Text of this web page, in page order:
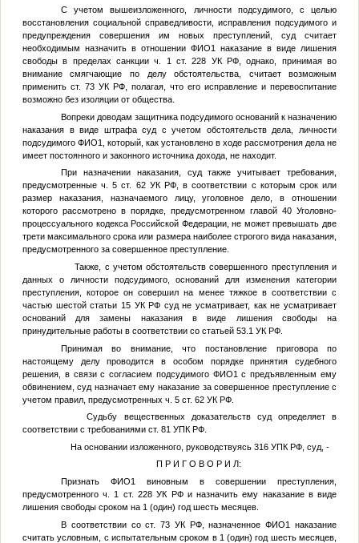
С учетом вышеизложенного, личности подсудимого, с целью
восстановления социальной справедливости, исправления подсудимого и
предупреждения совершения им новых преступлений, суд считает
необходимым назначить в отношении ФИО1
наказание в виде лишения
свободы в пределах санкции ч. 1 ст. 228 УК РФ, однако, принимая во
внимание смягчающие по делу обстоятельства, считает возможным
применить ст. 73 УК РФ, полагая, что его исправление и перевоспитание
возможно без изоляции от общества.
Вопреки доводам защитника подсудимого оснований к назначению
наказания в виде штрафа суд с учетом обстоятельств дела, личности
подсудимого ФИО1
, который, как установлено в ходе рассмотрения дела не
имеет постоянного и законного источника дохода, не находит.
При назначении наказания, суд также учитывает требования,
предусмотренные ч. 5 ст. 62 УК РФ, в соответствии с которым срок или
размер наказания, назначаемого лицу, уголовное дело, в отношении
которого рассмотрено в порядке, предусмотренном главой 40 Уголовно-
процессуального кодекса Российской Федерации, не может превышать две
трети максимального срока или размера наиболее строгого вида наказания,
предусмотренного за совершенное преступление.
Также, с учетом обстоятельств совершенного преступления и
данных о личности подсудимого, оснований для изменения категории
преступления, которое он совершил на менее тяжкое в соответствии с
частью шестой статьи 15 УК РФ суд не усматривает, как не усматривает
оснований для замены наказания в виде лишения свободы на
принудительные работы в соответствии со статьей 53.1 УК РФ.
Принимая во внимание, что постановление приговора по
настоящему делу проводится в особом порядке принятия судебного
решения, в связи с согласием подсудимого ФИО1 с предъявленным ему
обвинением, суд назначает ему наказание за совершенное преступление с
учетом правил, предусмотренных ч. 5 ст. 62 УК РФ.
Судьбу вещественных доказательств суд определяет в
соответствии с требованиями ст. 81 УПК РФ.
На основании изложенного, руководствуясь 316 УПК РФ, суд, -
П Р И Г О В О Р И Л:
Признать ФИО1
виновным в совершении преступления,
предусмотренного ч. 1 ст. 228 УК РФ и назначить ему наказание в виде
лишения свободы сроком на 1 (один) год шесть месяцев.
В соответствии со ст. 73 УК РФ, назначенноеФИО1
наказание
считать условным, с испытательным сроком в 1 (один) год шесть месяцев,